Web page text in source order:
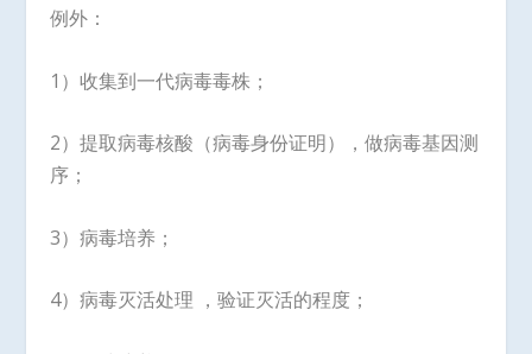
例外：
1）收集到一代病毒毒株；
2）提取病毒核酸（病毒身份证明），做病毒基因测
序；
3）病毒培养；
4）病毒灭活处理 ，验证灭活的程度；